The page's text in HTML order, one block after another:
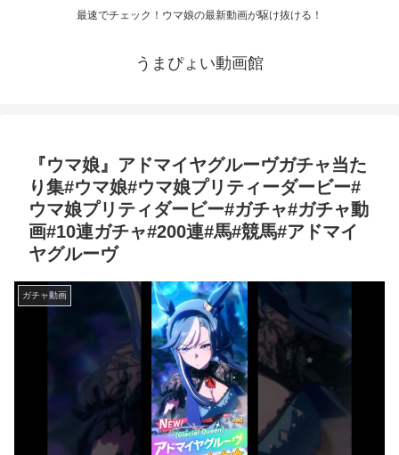
最速でチェック！ウマ娘の最新動画が駆け抜ける！
うまぴょい動画館
『ウマ娘』アドマイヤグルーヴガチャ当た
り集#ウマ娘#ウマ娘プリティーダービー#
ウマ娘プリティダービー#ガチャ#ガチャ動
画#10連ガチャ#200連#馬#競馬#アドマイ
ヤグルーヴ
ガチャ動画